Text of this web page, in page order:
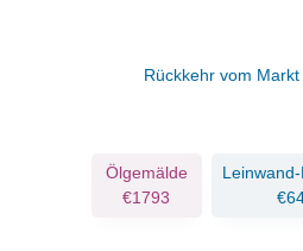
Rückkehr vom Markt
Ölgemälde
€1793